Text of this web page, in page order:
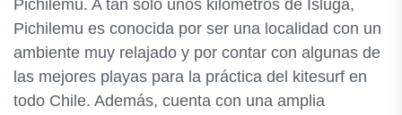
Pichilemu. A tan solo unos kilómetros de Isluga,
Pichilemu es conocida por ser una localidad con un
ambiente muy relajado y por contar con algunas de
las mejores playas para la práctica del kitesurf en
todo Chile. Además, cuenta con una amplia